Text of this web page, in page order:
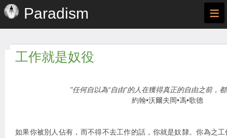
Paradism ≡
工作就是奴役
"任何自以為“自由”的人在獲得真正的自由之前，
約翰•沃爾夫岡•馮•歌德
如果你被別人佔有，而不得不去工作的話，你就是奴隸。你為之